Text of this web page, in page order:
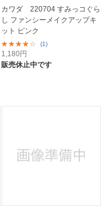
カワダ 220704 すみっコぐら
し ファンシーメイクアップキ
ット ピンク
(1)
1,180円
販売休止中です